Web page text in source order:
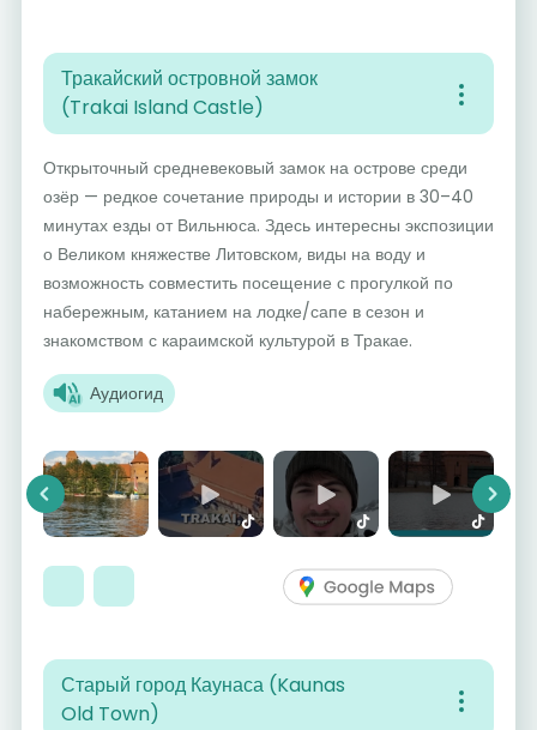
Тракайский островной замок
(Trakai Island Castle)
Открыточный средневековый замок на острове среди
озёр — редкое сочетание природы и истории в 30–40
минутах езды от Вильнюса. Здесь интересны экспозиции
о Великом княжестве Литовском, виды на воду и
возможность совместить посещение с прогулкой по
набережным, катанием на лодке/сапе в сезон и
знакомством с караимской культурой в Тракае.
Аудиогид
Previous Next
Старый город Каунаса (Kaunas
Old Town)